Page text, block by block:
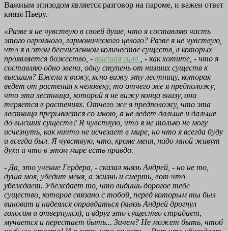
Важным эпизодом является разговор на пароме, и важен ответ
князя Пьеру.
«Разве я не чувствую в своей душе, что я составляю часть
этого огромного, гармонического целого? Разве я не чувствую,
что я в этом бесчисленном количестве существ, в которых
проявляется божество, - высшая сила
, - как хотите, - что я
составляю одно звено, одну ступень от низших существ к
высшим? Ежели я вижу, ясно вижу эту лестницу, которая
ведет от растения к человеку, то отчего же я предположу,
что эта лестница, которой я не вижу конца внизу, она
теряется в растениях. Отчего же я предположу, что эта
лестница прерывается со мною, а не ведет дальше и дальше
до высших существ? Я чувствую, что я не только не могу
исчезнуть, как ничто не исчезает в мире, но что я всегда буду
и всегда был. Я чувствую, что, кроме меня, надо мной живут
духи и что в этом мире есть правда.
- Да, это учение Гердера, - сказал князь Андрей, - но не то,
душа моя, убедит меня, а жизнь и смерть, вот что
убеждает. Убеждает то, что видишь дорогое тебе
существо, которое связано с тобой, перед которым ты был
виноват и надеялся оправдаться (князь Андрей дрогнул
голосом и отвернулся), и вдруг это существо страдает,
мучается и перестает быть... Зачем? Не может быть, чтоб